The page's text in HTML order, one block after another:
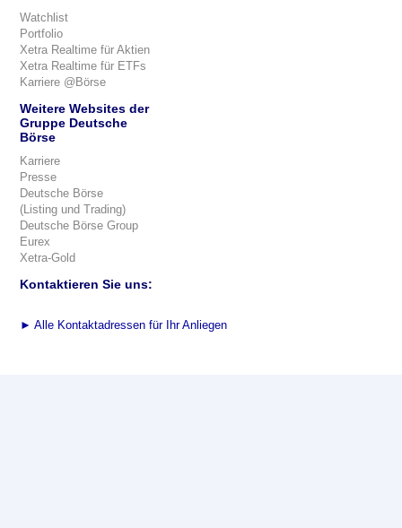
Watchlist
Portfolio
Xetra Realtime für Aktien
Xetra Realtime für ETFs
Karriere @Börse
Weitere Websites der
Gruppe Deutsche
Börse
Karriere
Presse
Deutsche Börse
(Listing und Trading)
Deutsche Börse Group
Eurex
Xetra-Gold
Kontaktieren Sie uns:
► Alle Kontaktadressen für Ihr Anliegen